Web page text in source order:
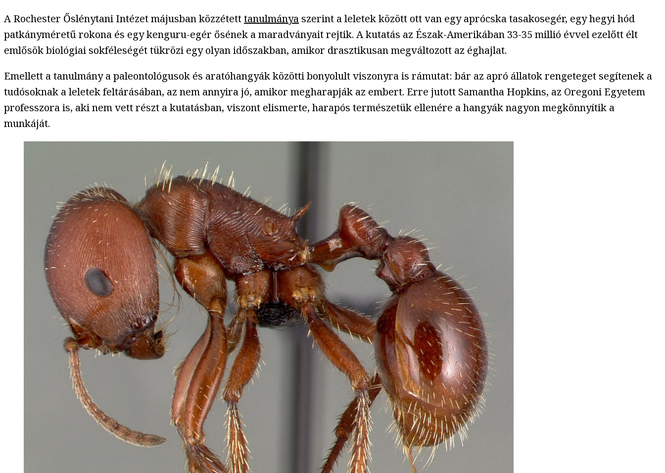
A Rochester Őslénytani Intézet májusban közzétetttanulmányaszerint a leletek között ott van egy aprócska tasakosegér, egy hegyi hód
patkányméretű rokona és egy kenguru-egér ősének a maradványait rejtik. A kutatás az Észak-Amerikában 33-35 millió évvel ezelőtt élt
emlősök biológiai sokféleségét tükrözi egy olyan időszakban, amikor drasztikusan megváltozott az éghajlat.
Emellett a tanulmány a paleontológusok és aratóhangyák közötti bonyolult viszonyra is rámutat: bár az apró állatok rengeteget segítenek a
tudósoknak a leletek feltárásában, az nem annyira jó, amikor megharapják az embert. Erre jutott Samantha Hopkins, az Oregoni Egyetem
professzora is, aki nem vett részt a kutatásban, viszont elismerte, harapós természetük ellenére a hangyák nagyon megkönnyítik a
munkáját.